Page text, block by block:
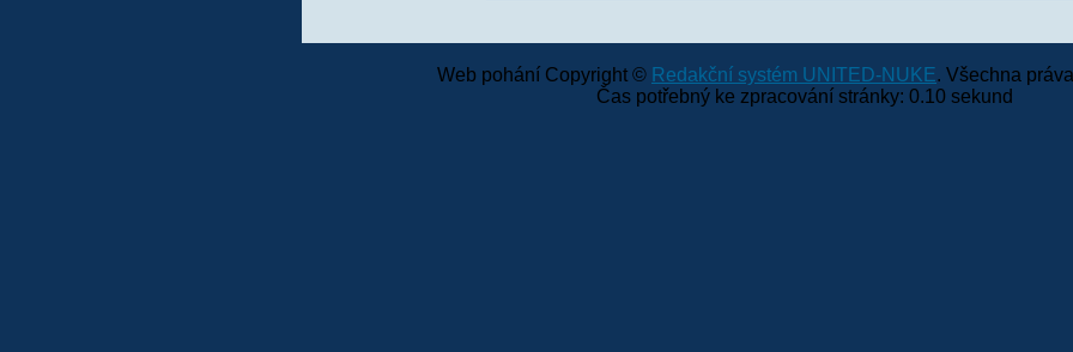
Web pohání Copyright © Redakční systém UNITED-NUKE. Všechna
Čas potřebný ke zpracování stránky: 0.10 sekund